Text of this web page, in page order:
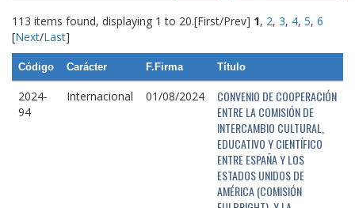
113 items found, displaying 1 to 20.[First/Prev] 1, 2, 3, 4, 5, 6
[Next/Last]
Código Carácter F.Firma Título
2024-
94
Internacional 01/08/2024
CONVENIO DE COOPERACIÓN
ENTRE LA COMISIÓN DE
INTERCAMBIO CULTURAL,
EDUCATIVO Y CIENTÍFICO
ENTRE ESPAÑA Y LOS
ESTADOS UNIDOS DE
AMÉRICA (COMISIÓN